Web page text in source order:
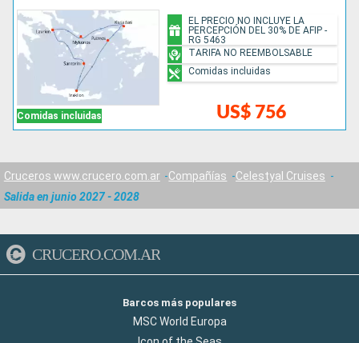
Comidas incluidas US$ 756
EL PRECIO NO INCLUYE LA
PERCEPCIÓN DEL 30% DE AFIP -
RG 5463
TARIFA NO REEMBOLSABLE
Comidas incluidas
Cruceros www.crucero.com.ar Compañías
Celestyal Cruises
Salida en junio 2027 - 2028
CRUCERO.COM.AR
Barcos más populares
MSC World Europa